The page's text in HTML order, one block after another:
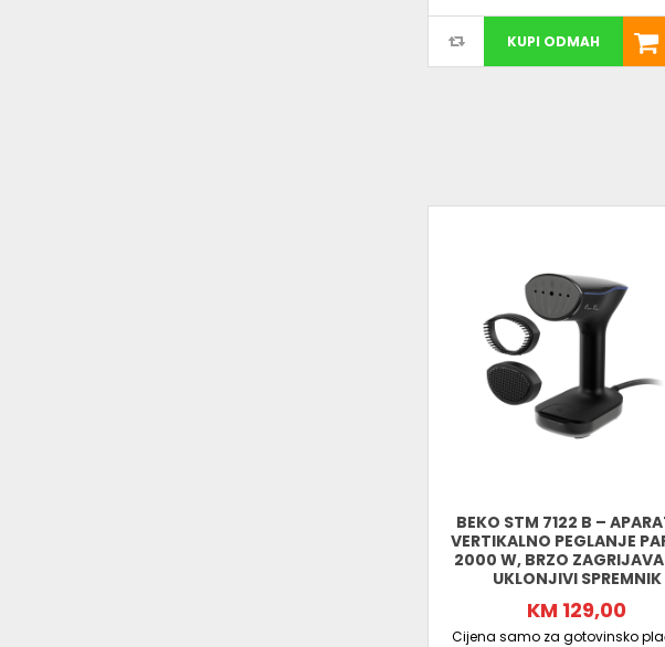
KUPI ODMAH
BEKO STM 7122 B –
VERTIKALNO PEGLANJE
2000 W, BRZO
UKLONJIVI SPREMNIK
KM 129,00
Cijena samo za gotovinsko